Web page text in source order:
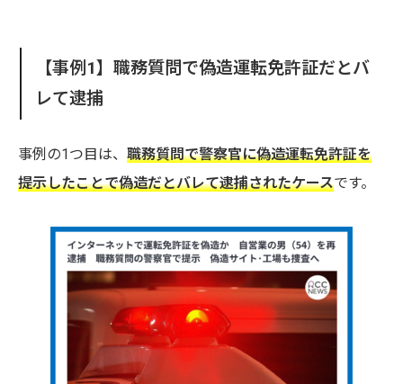
【事例1】職務質問で偽造運転免許証だとバ
レて逮捕
事例の1つ目は、 職務質問で警察官に偽造運転免許証を
提示したことで偽造だとバレて逮捕されたケースです。